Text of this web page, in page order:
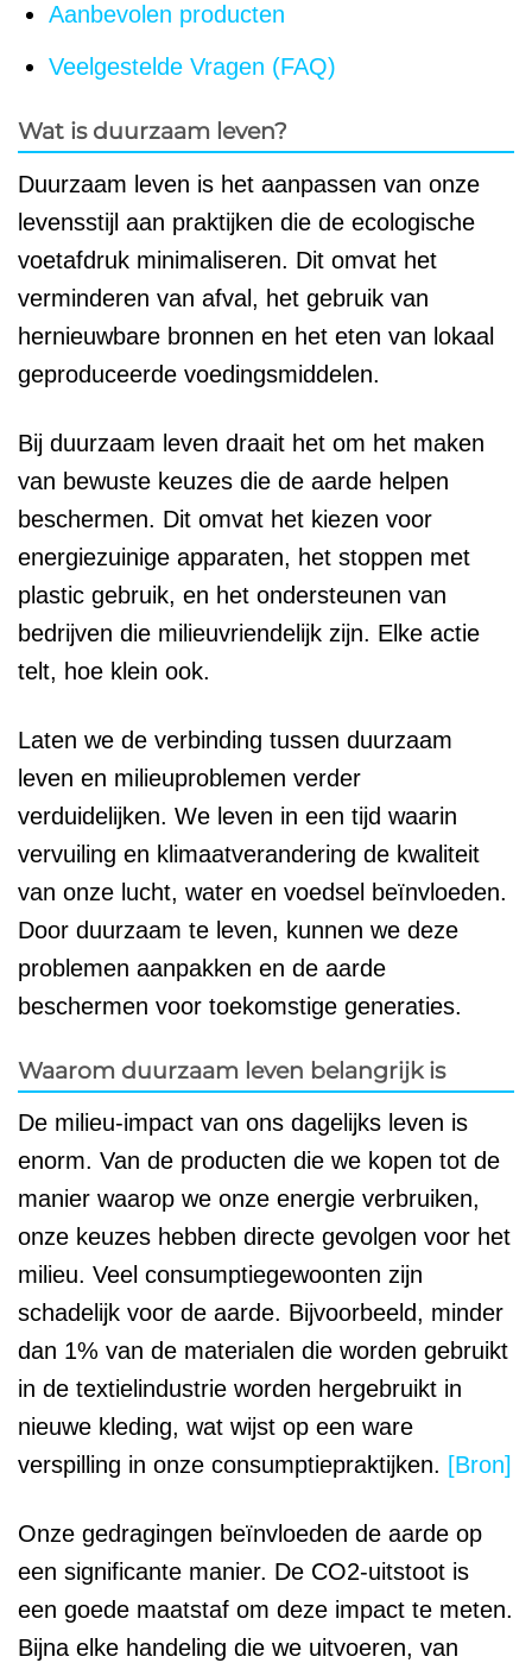
Aanbevolen producten
Veelgestelde Vragen (FAQ)
Wat is duurzaam leven?
Duurzaam leven is het aanpassen van onze
levensstijl aan praktijken die de ecologische
voetafdruk minimaliseren. Dit omvat het
verminderen van afval, het gebruik van
hernieuwbare bronnen en het eten van lokaal
geproduceerde voedingsmiddelen.
Bij duurzaam leven draait het om het maken
van bewuste keuzes die de aarde helpen
beschermen. Dit omvat het kiezen voor
energiezuinige apparaten, het stoppen met
plastic gebruik, en het ondersteunen van
bedrijven die milieuvriendelijk zijn. Elke actie
telt, hoe klein ook.
Laten we de verbinding tussen duurzaam
leven en milieuproblemen verder
verduidelijken. We leven in een tijd waarin
vervuiling en klimaatverandering de kwaliteit
van onze lucht, water en voedsel beïnvloeden.
Door duurzaam te leven, kunnen we deze
problemen aanpakken en de aarde
beschermen voor toekomstige generaties.
Waarom duurzaam leven belangrijk is
De milieu-impact van ons dagelijks leven is
enorm. Van de producten die we kopen tot de
manier waarop we onze energie verbruiken,
onze keuzes hebben directe gevolgen voor het
milieu. Veel consumptiegewoonten zijn
schadelijk voor de aarde. Bijvoorbeeld, minder
dan 1% van de materialen die worden gebruikt
in de textielindustrie worden hergebruikt in
nieuwe kleding, wat wijst op een ware
verspilling in onze consumptiepraktijken. [Bron]
Onze gedragingen beïnvloeden de aarde op
een significante manier. De CO2-uitstoot is
een goede maatstaf om deze impact te meten.
Bijna elke handeling die we uitvoeren, van